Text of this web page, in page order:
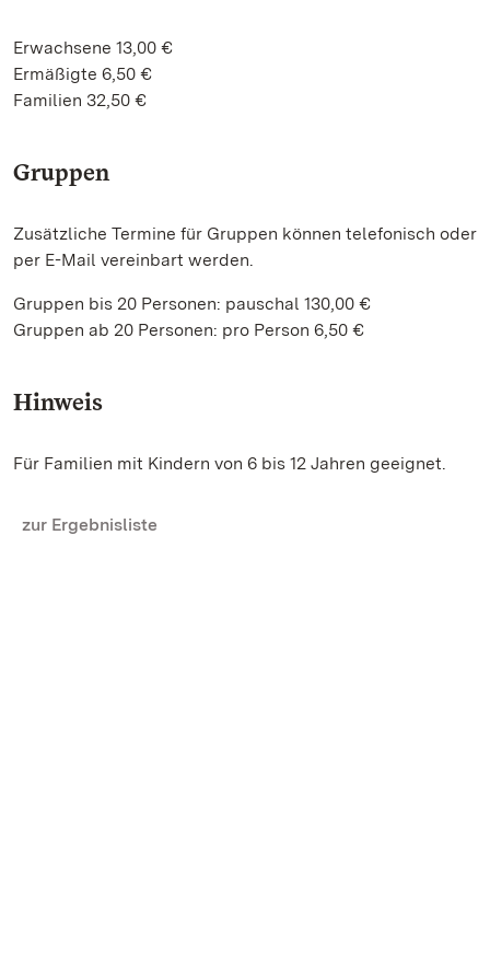
Erwachsene 13,00 €
Ermäßigte 6,50 €
Familien 32,50 €
Gruppen
Zusätzliche Termine für Gruppen können telefonisch oder
per E-Mail vereinbart werden.
Gruppen bis 20 Personen: pauschal 130,00 €
Gruppen ab 20 Personen: pro Person 6,50 €
Hinweis
Für Familien mit Kindern von 6 bis 12 Jahren geeignet.
zur Ergebnisliste